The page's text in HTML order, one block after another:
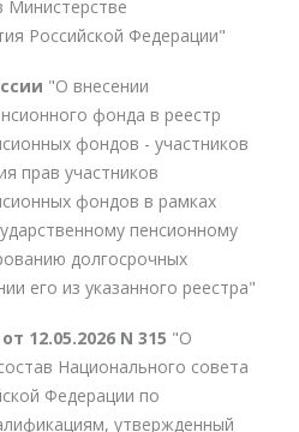
Министерстве
Российской Федерации"
"О внесении
фонда в реестр
фондов - участников
прав участников
фондов в рамках
пенсионному
долгосрочных
его из указанного реестра"
12.05.2026 N 315 "О
Национального совета
Федерации по
утвержденный